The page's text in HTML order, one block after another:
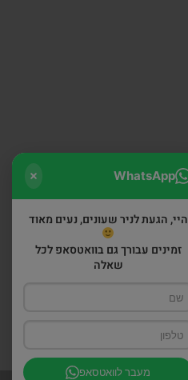
WhatsApp
היי, הגעת לניר שעונים, נעים מאוד
זמינים עבורך גם בוואטסאפ לכל
שאלה
מעבר לוואטסאפ